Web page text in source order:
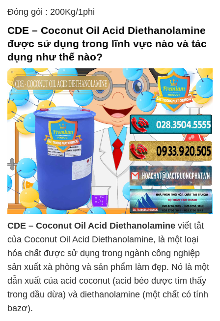
Đóng gói : 200Kg/1phi
CDE – Coconut Oil Acid Diethanolamine
được sử dụng trong lĩnh vực nào và tác
dụng như thế nào?
CDE – Coconut Oil Acid Diethanolamine viết tắt
của Coconut Oil Acid Diethanolamine, là một loại
hóa chất được sử dụng trong ngành công nghiệp
sản xuất xà phòng và sản phẩm làm đẹp. Nó là một
dẫn xuất của acid coconut (acid béo được tìm thấy
trong dầu dừa) và diethanolamine (một chất có tính
bazơ).